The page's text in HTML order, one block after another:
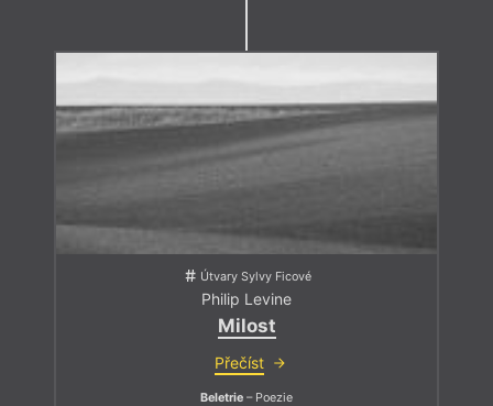
Útvary Sylvy Ficové
Philip Levine
Milost
Přečíst
Beletrie – Poezie